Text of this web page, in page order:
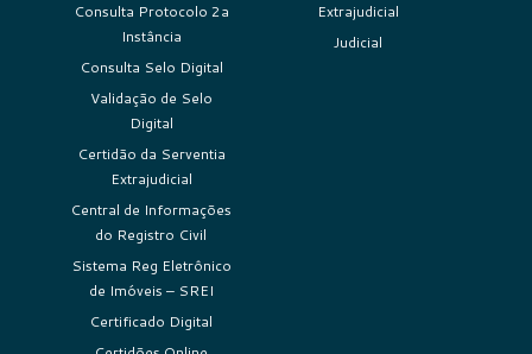
Consulta Protocolo 2a
Instância
Consulta Selo Digital
Validação de Selo
Digital
Certidão da Serventia
Extrajudicial
Central de Informações
do Registro Civil
Sistema Reg Eletrônico
de Imóveis – SREI
Certificado Digital
Extrajudicial
Judicial